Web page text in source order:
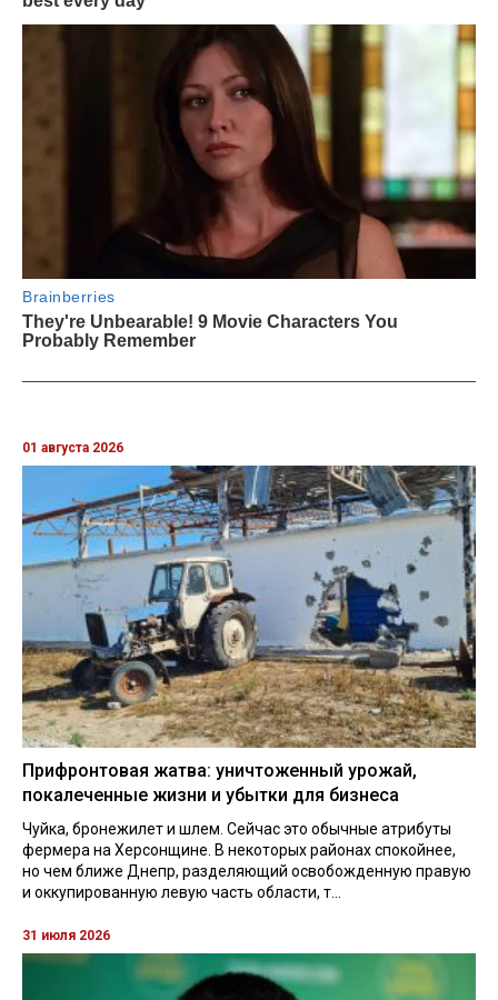
01 августа 2026
Прифронтовая жатва: уничтоженный урожай,
покалеченные жизни и убытки для бизнеса
Чуйка, бронежилет и шлем. Сейчас это обычные атрибуты
фермера на Херсонщине. В некоторых районах спокойнее,
но чем ближе Днепр, разделяющий освобожденную правую
и оккупированную левую часть области, т...
31 июля 2026